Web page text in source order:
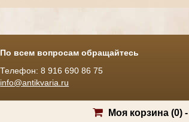
По всем вопросам обращайтесь
Телефон: 8 916 690 86 75
info@antikvaria.ru
Моя корзина (0) -